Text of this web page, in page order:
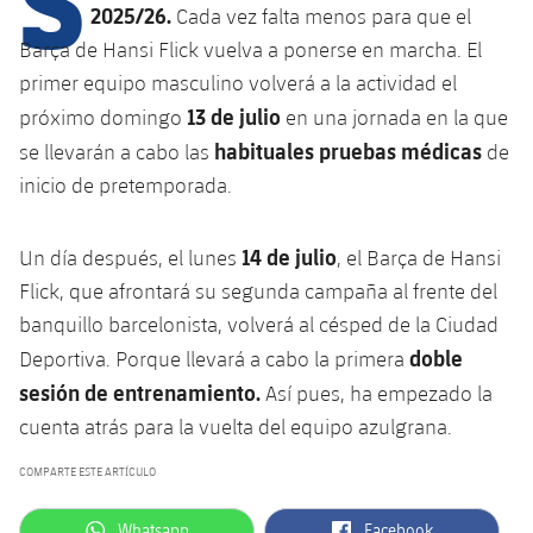
plusicon
más
Instalaciones
Spotify Camp Nou
Palau Blaugrana
Estadi Johan Cruyff
Barça Cafe
Ciutat Esportiva
La Masia
plusicon
más
Servicios
SUB13
SUB12
SUB11 A
SUB10 A
SUB9 A
SUB9 B
SUB8 A
SUB13 B
SUB12 C
Entradas
Gameday Shows
Resultados
Jugadores
Fotos
Historia
Palmarés
Base
Barça Atlètic
Junior
Cadete A
Cadete B
Infantil B
Mini
Campus Verano
PLUSICON
MÁS
Primer Equipo
plusicon
más
Actualidad
Calendario
Entradas
Resultados
Clasificaciones
Barça Atlètic
Actualidad
Calendario
Resultados
Clasificaciones
Jugadores
Base
plusicon
Actualidad
Juvenil
Cadete B
PLUSICON
MÁS
Primer equipo
plusicon
más
Actualidad
Calendario
Barça Atlètic
plusicon
más
Actualidad
2025/26. Cada vez falta menos para que el
Barça de Hansi Flick vuelva a ponerse en marcha. El
primer equipo masculino volverá a la actividad el
próximo domingo 13 de julio en una jornada en la que
se llevarán a cabo las habituales pruebas médicas de
inicio de pretemporada.
Un día después, el lunes 14 de julio, el Barça de Hansi
Flick, que afrontará su segunda campaña al frente del
banquillo barcelonista, volverá al césped de la Ciudad
Deportiva. Porque llevará a cabo la primera doble
sesión de entrenamiento. Así pues, ha empezado la
cuenta atrás para la vuelta del equipo azulgrana.
COMPARTE ESTE ARTÍCULO
label.aria.whatsapp label.aria.facebook